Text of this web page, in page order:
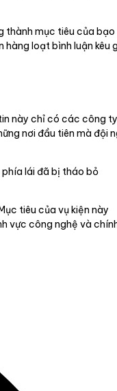
thành mục tiêu của bạo
hàng loạt bình luận kêu
này chỉ có các công ty
nơi đầu tiên mà đội
phía lái đã bị tháo bỏ
tiêu của vụ kiện này
vực công nghệ và